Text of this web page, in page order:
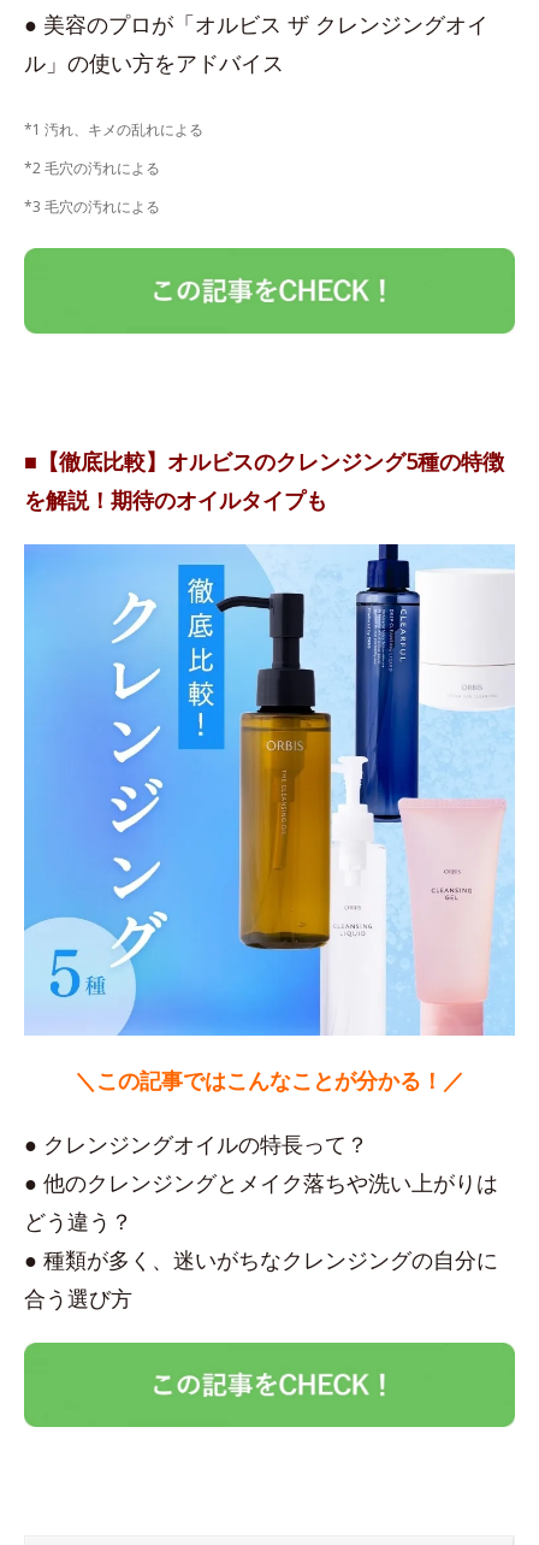
● 美容のプロが「オルビス ザ クレンジングオイ
ル」の使い方をアドバイス
*1 汚れ、キメの乱れによる
*2 毛穴の汚れによる
*3 毛穴の汚れによる
■【徹底比較】オルビスのクレンジング5種の特徴
を解説！期待のオイルタイプも
＼この記事ではこんなことが分かる！／
● クレンジングオイルの特長って？
● 他のクレンジングとメイク落ちや洗い上がりは
どう違う？
● 種類が多く、迷いがちなクレンジングの自分に
合う選び方